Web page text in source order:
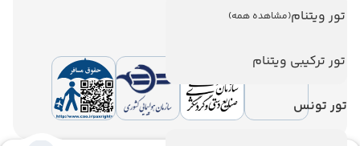
تور ویتنام(مشاهده همه)
تور ترکیبی ویتنام
تور تونس